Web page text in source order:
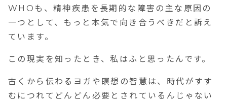
WHOも、精神疾患を長期的な障害の主な原因の
一つとして、もっと本気で向き合うべきだと訴え
ています。
この現実を知ったとき、私はふと思ったんです。
古くから伝わるヨガや瞑想の智慧は、時代がすす
むにつれてどんどん必要とされているんじゃない